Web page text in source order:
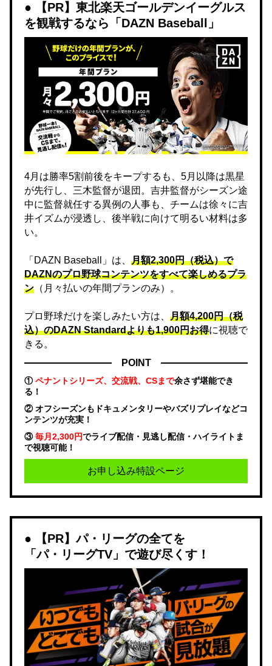
【PR】東北楽天ゴールデンイーグルス
を観戦するなら「DAZN Baseball」
4月は勝率5割前後をキープするも、5月以降は黒星
が先行し、三木監督が退団。吉井監督がシーズン途
中に監督就任する異例の人事も、チームは徐々に吉
井イズムが浸透し、後半戦に向けて明るい材料は多
い。
「DAZN Baseball」は、 月額2,300円（税込）で
DAZNのプロ野球コンテンツをすべて楽しめるプラ
ン （月々払いの年間プランのみ）。
プロ野球だけを楽しみたい方は、 月額4,200円（税
込）のDAZN Standard​よりも1,900円お得に視聴で
きる。
POINT
①ペナントシリーズ、交流戦、CSまで余さず堪能でき
る！
② オフシーズンもドキュメンタリーやバズリプレイなどコ
ンテンツが充実！
③毎月2,300円でライブ配信・見逃し配信・ハイライトま
で視聴可能！
お申し込み特設ページ
【PR】パ・リーグの全てを
「パ・リーグTV」で遊び尽くす！